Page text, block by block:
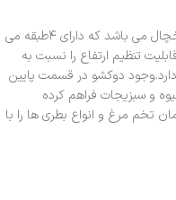
در قسمت بالا کابین یخچال می باشد که دارای ۴طبقه می
تنظیم ارتفاع را نسبت به
دوکشو در قسمت پایین
و سبزیجات فراهم کرده
امکان چیدمان تخم مرغ و انواع بطری ها را با